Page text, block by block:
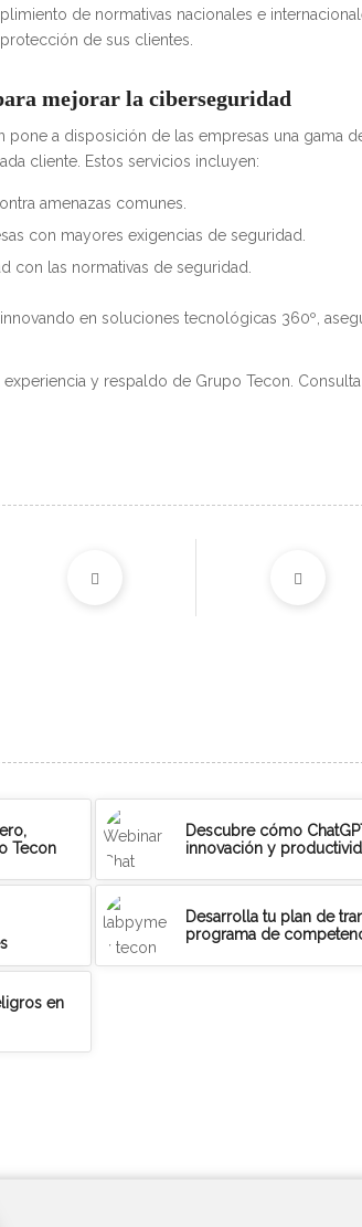
de normativas nacionales e
de sus clientes.
mejorar la ciberseguridad
a disposición de las empresas una gama
cliente. Estos servicios incluyen:
amenazas comunes.
con mayores exigencias de seguridad.
con las normativas de seguridad.
en soluciones tecnológicas 360º,
y respaldo de Grupo Tecon.
Tecon
Descubre cómo
innovación y
Desarrolla tu plan de
programa de
en